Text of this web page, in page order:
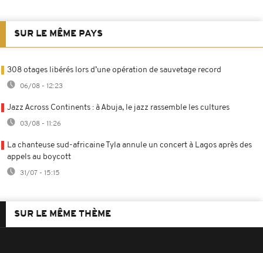
SUR LE MÊME PAYS
308 otages libérés lors d’une opération de sauvetage record
06/08 - 12:23
Jazz Across Continents : à Abuja, le jazz rassemble les cultures
03/08 - 11:26
La chanteuse sud-africaine Tyla annule un concert à Lagos après des
appels au boycott
31/07 - 15:15
SUR LE MÊME THÈME